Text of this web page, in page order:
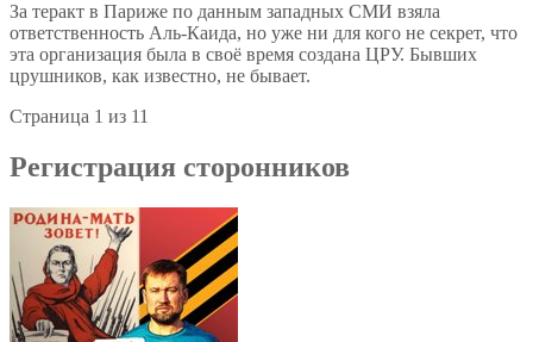
За теракт в Париже по данным западных СМИ взяла
ответственность Аль-Каида, но уже ни для кого не секрет, что
эта организация была в своё время создана ЦРУ. Бывших
црушников, как известно, не бывает.
Страница 1 из 11
Регистрация сторонников